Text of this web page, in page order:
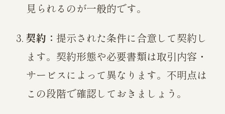
見られるのが一般的です。
契約： 提示された条件に合意して契約し
ます。契約形態や必要書類は取引内容・
サービスによって異なります。不明点は
この段階で確認しておきましょう。